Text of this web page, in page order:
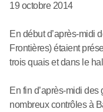
19 octobre 2014
En début d’après-midi
Frontières) étaient
trois quais et dans le
En fin d’après-midi
nombreux contrôles à